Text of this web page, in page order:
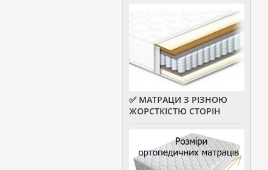
✅ МАТРАЦИ З РІЗНОЮ
ЖОРСТКІСТЮ СТОРІН